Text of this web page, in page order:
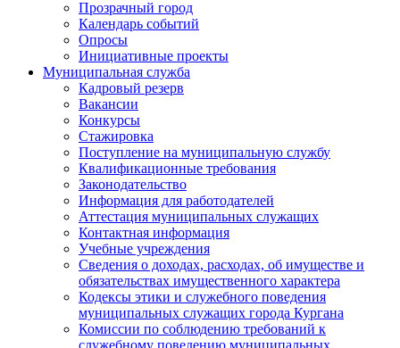
Прозрачный город
Календарь событий
Опросы
Инициативные проекты
Муниципальная служба
Кадровый резерв
Вакансии
Конкурсы
Стажировка
Поступление на муниципальную службу
Квалификационные требования
Законодательство
Информация для работодателей
Аттестация муниципальных служащих
Контактная информация
Учебные учреждения
Сведения о доходах, расходах, об имуществе и
обязательствах имущественного характера
Кодексы этики и служебного поведения
муниципальных служащих города Кургана
Комиссии по соблюдению требований к
служебному поведению муниципальных